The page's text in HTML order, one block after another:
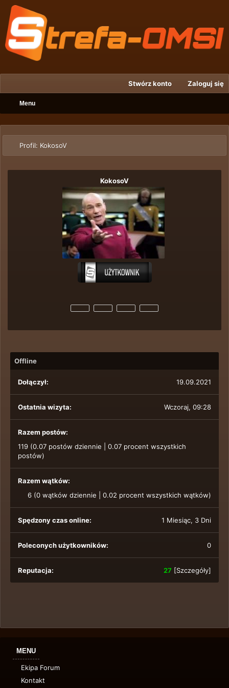
Stwórz konto Zaloguj się
Menu
Profil: KokosoV
KokosoV
Offline
Dołączył: 19.09.2021
Ostatnia wizyta: Wczoraj, 09:28
Razem postów:
119 (0.07 postów dziennie | 0.07 procent wszystkich
postów)
Razem wątków:
6 (0 wątków dziennie | 0.02 procent wszystkich wątków)
Spędzony czas online: 1 Miesiąc, 3 Dni
Poleconych użytkowników: 0
Reputacja: 27 [Szczegóły]
MENU
Ekipa Forum
Kontakt